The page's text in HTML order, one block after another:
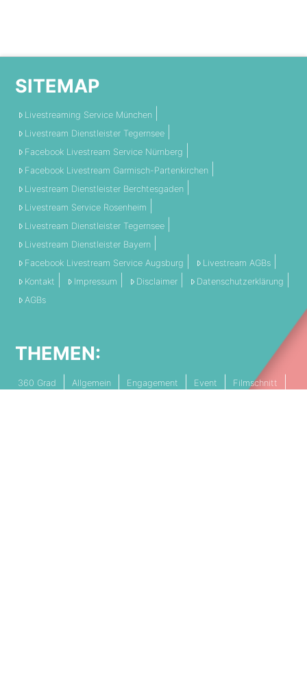
SITEMAP
Livestreaming Service München
Livestream Dienstleister Tegernsee
Facebook Livestream Service Nürnberg
Facebook Livestream Garmisch-Partenkirchen
Livestream Dienstleister Berchtesgaden
Livestream Service Rosenheim
Livestream Dienstleister Tegernsee
Livestream Dienstleister Bayern
Facebook Livestream Service Augsburg
Livestream AGBs
Kontakt
Impressum Disclaimer
Datenschutzerklärung
AGBs
THEMEN:
360 Grad Allgemein Engagement Event
Filmschnitt